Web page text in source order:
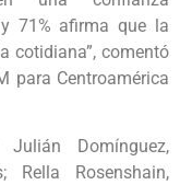
71% afirma que la
cotidiana”, comentó
para Centroamérica
Domínguez,
Rella Rosenshain,